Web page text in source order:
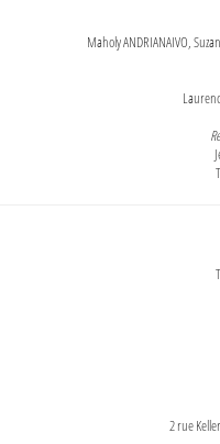
Maholy ANDRIANAIVO,
2 rue